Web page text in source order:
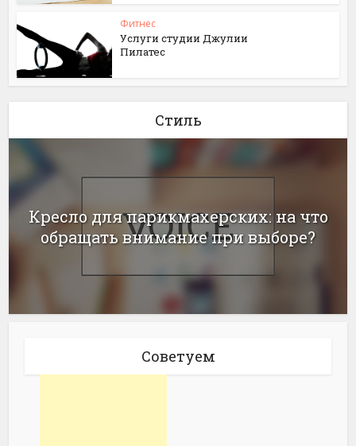
Фитнес
Услуги студии Джулии
Пилатес
Стиль
Кресло для парикмахерских: на что
обращать внимание при выборе?
Советуем